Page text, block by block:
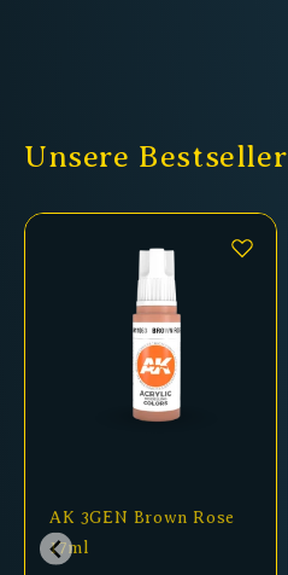
Unsere Bestseller
AK 3GEN Brown Rose
17ml